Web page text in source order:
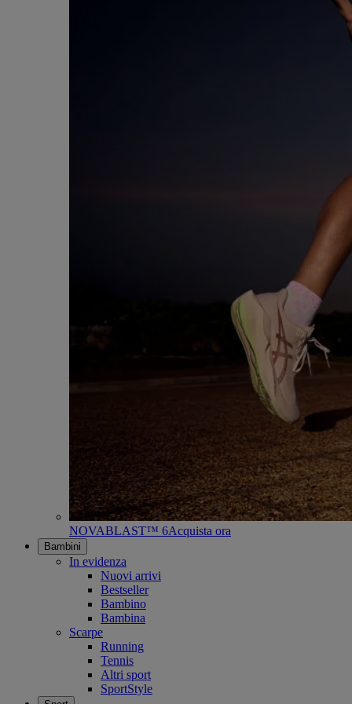
NOVABLAST™ 6Acquista ora
Bambini
In evidenza
Nuovi arrivi
Bestseller
Bambino
Bambina
Scarpe
Running
Tennis
Altri sport
SportStyle